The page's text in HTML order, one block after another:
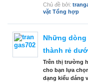
Chủ đề bởi:
vặt Tổng hợp
Những
thành rẻ
Trên thị trường
cho bạn lựa
dạng kiểu dáng